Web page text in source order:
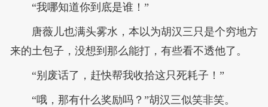
“我哪知道你到底是谁！”
唐薇儿也满头雾水，本以为胡汉三只是个穷地方
来的土包子，没想到那么能打，有些看不透他了。
“别废话了，赶快帮我收拾这只死耗子！”
“哦，那有什么奖励吗？”胡汉三似笑非笑。